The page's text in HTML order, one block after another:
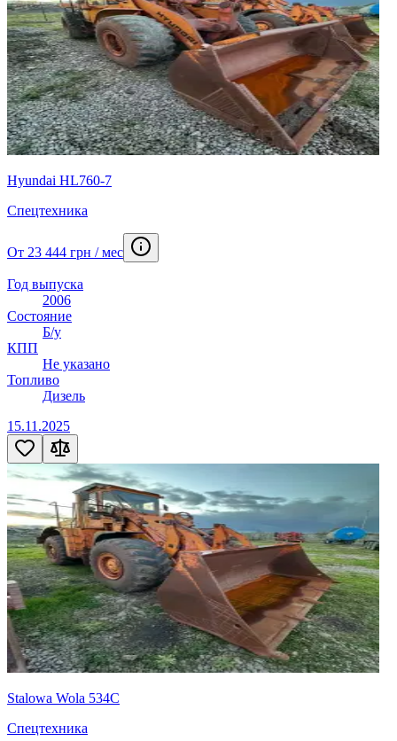
Hyundai HL760-7
Спецтехника
От 23 444 грн / мес
Год выпуска
2006
Состояние
Б/у
КПП
Не указано
Топливо
Дизель
15.11.2025
Stalowa Wola 534C
Спецтехника